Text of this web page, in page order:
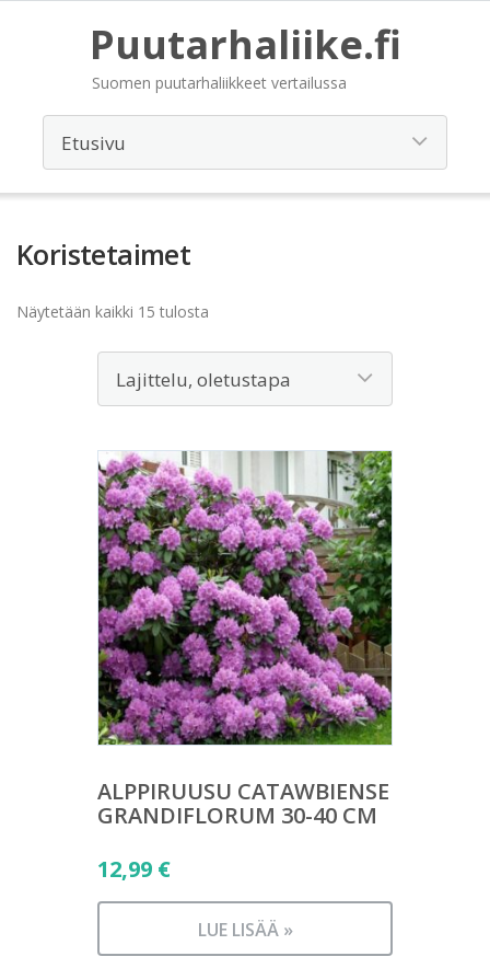
Puutarhaliike.fi
Suomen puutarhaliikkeet vertailussa
Koristetaimet
Näytetään kaikki 15 tulosta
ALPPIRUUSU CATAWBIENSE
GRANDIFLORUM 30-40 CM
12,99 €
LUE LISÄÄ »